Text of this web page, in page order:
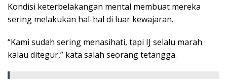
Kondisi keterbelakangan mental membuat mereka
sering melakukan hal-hal di luar kewajaran.
“Kami sudah sering menasihati, tapi IJ selalu marah
kalau ditegur,” kata salah seorang tetangga.